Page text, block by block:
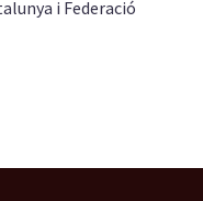
i Federació